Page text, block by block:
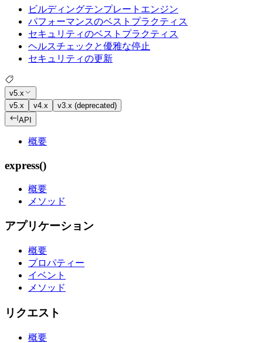
ビルディングテンプレートエンジン
パフォーマンスのベストプラクティス
セキュリティのベストプラクティス
ヘルスチェックと優雅な停止
セキュリティの更新
v5.x
v5.x
v4.x
v3.x (deprecated)
API
概要
express()
概要
メソッド
アプリケーション
概要
プロパティー
イベント
メソッド
リクエスト
概要